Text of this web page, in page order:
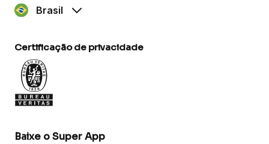
Brasil
Certificação de privacidade
Baixe o Super App